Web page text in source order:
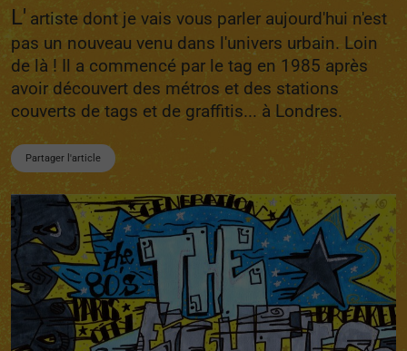
L' artiste dont je vais vous parler aujourd'hui n'est
pas un nouveau venu dans l'univers urbain. Loin
de là ! Il a commencé par le tag en 1985 après
avoir découvert des métros et des stations
couverts de tags et de graffitis... à Londres.
Partager l'article